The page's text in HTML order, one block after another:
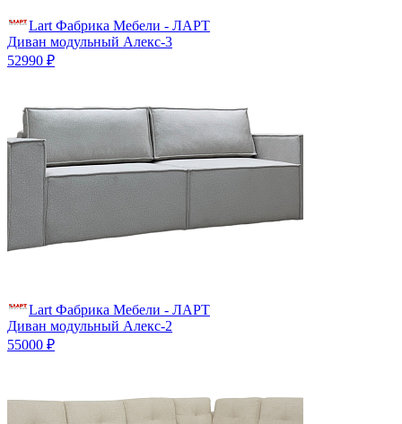
Lart Фабрика Мебели - ЛАРТ
Диван модульный Алекс-3
52990 ₽
Lart Фабрика Мебели - ЛАРТ
Диван модульный Алекс-2
55000 ₽